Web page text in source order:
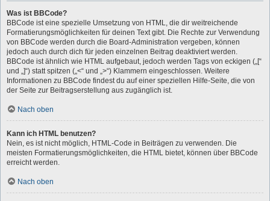
Was ist BBCode?
BBCode ist eine spezielle Umsetzung von HTML, die dir weitreichende
Formatierungsmöglichkeiten für deinen Text gibt. Die Rechte zur Verwendung
von BBCode werden durch die Board-Administration vergeben, können
jedoch auch durch dich für jeden einzelnen Beitrag deaktiviert werden.
BBCode ist ähnlich wie HTML aufgebaut, jedoch werden Tags von eckigen („[“
und „]“) statt spitzen („<“ und „>“) Klammern eingeschlossen. Weitere
Informationen zu BBCode findest du auf einer speziellen Hilfe-Seite, die von
der Seite zur Beitragserstellung aus zugänglich ist.
Nach oben
Kann ich HTML benutzen?
Nein, es ist nicht möglich, HTML-Code in Beiträgen zu verwenden. Die
meisten Formatierungsmöglichkeiten, die HTML bietet, können über BBCode
erreicht werden.
Nach oben